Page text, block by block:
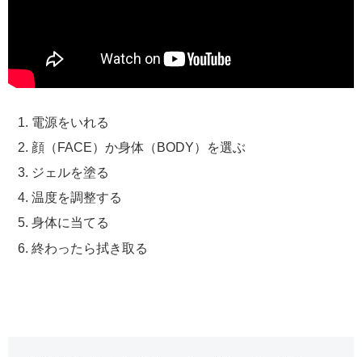
電源をいれる
顔（FACE）か身体（BODY）を選ぶ
ジェルを塗る
温度を調整する
身体に当てる
終わったら拭き取る